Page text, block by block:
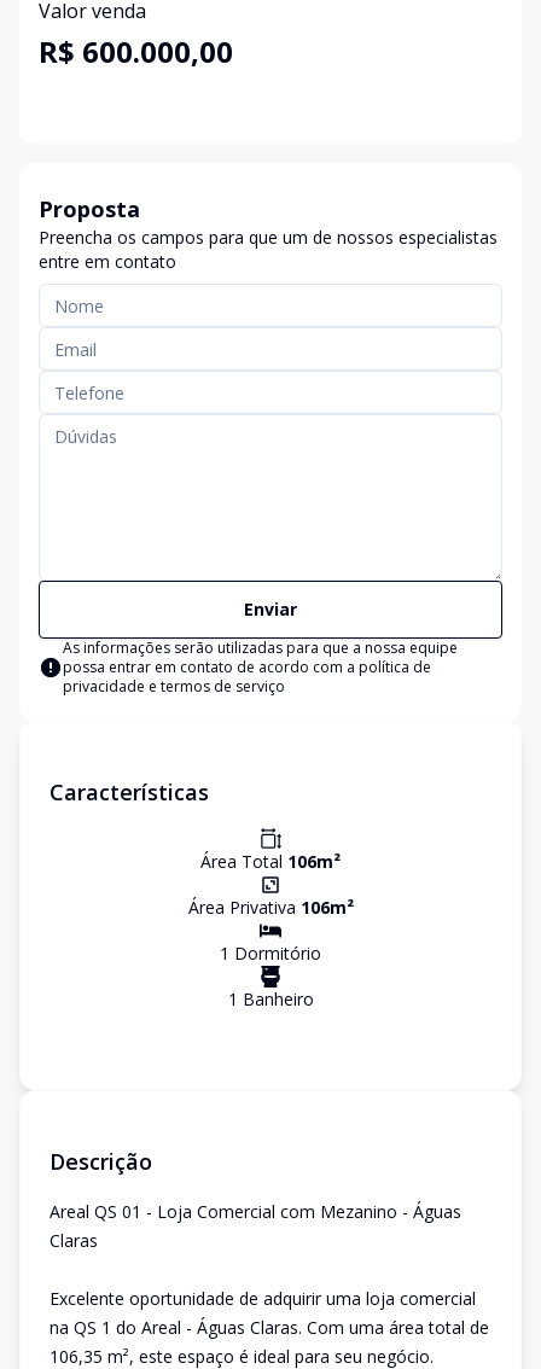
Valor venda
R$ 600.000,00
Proposta
Preencha os campos para que um de nossos especialistas
entre em contato
Enviar
As informações serão utilizadas para que a nossa equipe
possa entrar em contato de acordo com a política de
privacidade e termos de serviço
Características
Área Total 106m²
Área Privativa 106m²
1 Dormitório
1 Banheiro
Descrição
Areal QS 01 - Loja Comercial com Mezanino - Águas
Claras
Excelente oportunidade de adquirir uma loja comercial
na QS 1 do Areal - Águas Claras. Com uma área total de
106,35 m², este espaço é ideal para seu negócio.